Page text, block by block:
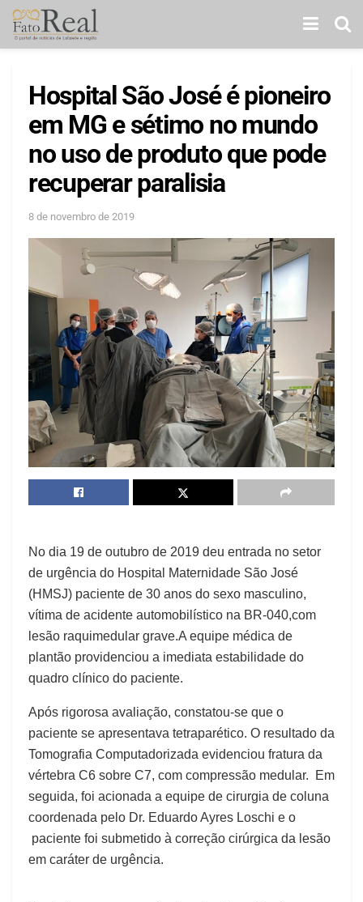
Hospital São José é pioneiro
em MG e sétimo no mundo
no uso de produto que pode
recuperar paralisia
8 de novembro de 2019
No dia 19 de outubro de 2019 deu entrada no setor
de urgência do Hospital Maternidade São José
(HMSJ) paciente de 30 anos do sexo masculino,
vítima de acidente automobilístico na BR-040,com
lesão raquimedular grave.A equipe médica de
plantão providenciou a imediata estabilidade do
quadro clínico do paciente.
Após rigorosa avaliação, constatou-se que o
paciente se apresentava tetraparético. O resultado da
Tomografia Computadorizada evidenciou fratura da
vértebra C6 sobre C7, com compressão medular. Em
seguida, foi acionada a equipe de cirurgia de coluna
coordenada pelo Dr. Eduardo Ayres Loschi e o
paciente foi submetido à correção cirúrgica da lesão
em caráter de urgência.